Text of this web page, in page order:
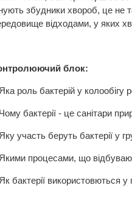
збудники хвороб, це не
відходами, у яких
блок:
роль бактерій у колообігу
бактерії - це санітари
участь беруть бактерії у
процесами, що
бактерії використовються у